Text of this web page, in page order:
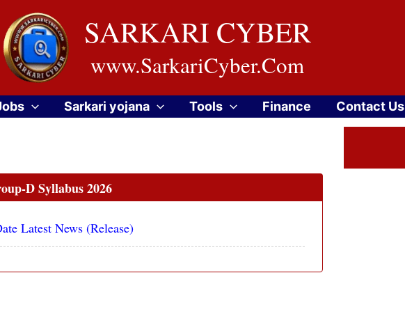
SARKARI CYBER
www.SarkariCyber.Com
Sarkari yojana Tools Finance Contact Us
D Syllabus 2026
Latest News (Release)